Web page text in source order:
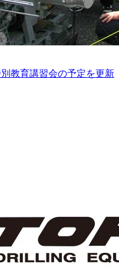
教育講習会の予定を更新